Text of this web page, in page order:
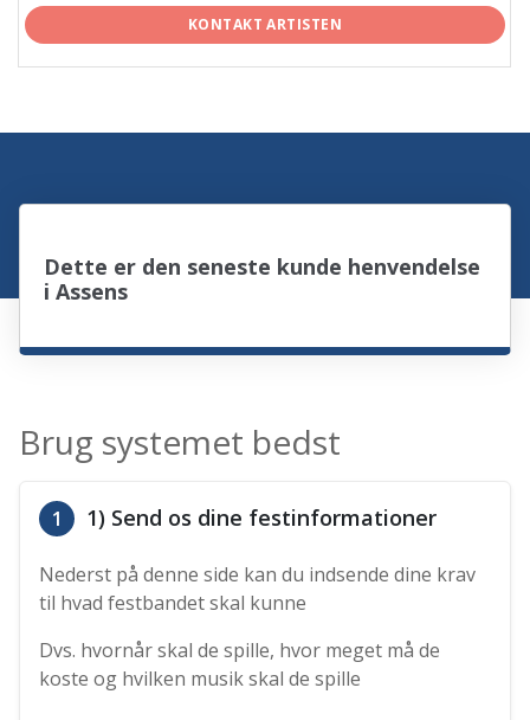
KONTAKT ARTISTEN
Dette er den seneste kunde henvendelse
i Assens
Brug systemet bedst
1 1) Send os dine festinformationer
Nederst på denne side kan du indsende dine krav
til hvad festbandet skal kunne
Dvs. hvornår skal de spille, hvor meget må de
koste og hvilken musik skal de spille